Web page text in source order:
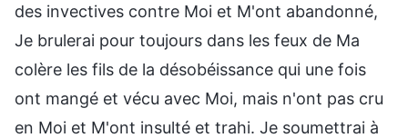
des invectives contre Moi et M'ont abandonné,
Je brulerai pour toujours dans les feux de Ma
colère les fils de la désobéissance qui une fois
ont mangé et vécu avec Moi, mais n'ont pas cru
en Moi et M'ont insulté et trahi. Je soumettrai à